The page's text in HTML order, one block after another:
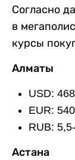
Согласно
в
курсы
Алматы
USD:
EUR:
RUB:
Астана